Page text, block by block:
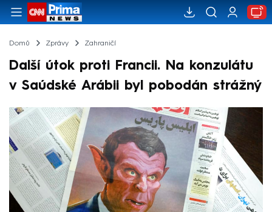
Domů Zprávy Zahraničí
Další útok proti Francii. Na konzulátu
v Saúdské Arábii byl pobodán strážný